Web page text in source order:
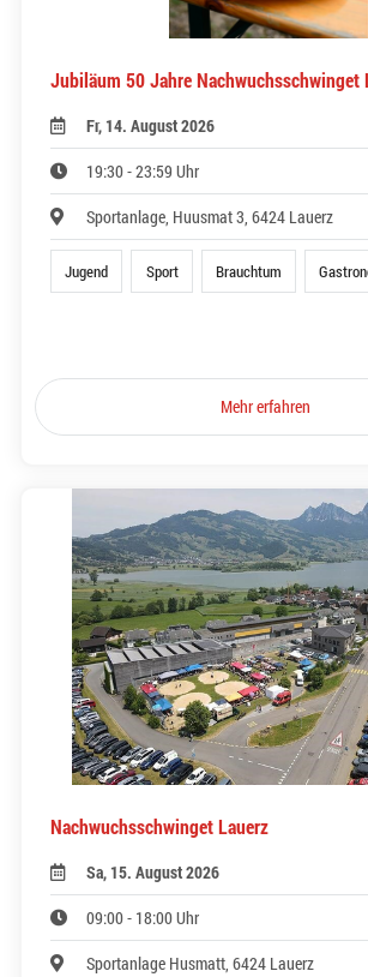
Jubiläum 50 Jahre Nachwuchsschwinget
Fr, 14. August 2026
19:30 - 23:59 Uhr
Sportanlage, Huusmat 3, 6424 Lauerz
Jugend Sport Brauchtum
Mehr erfahren
Nachwuchsschwinget Lauerz
Sa, 15. August 2026
09:00 - 18:00 Uhr
Sportanlage Husmatt, 6424 Lauerz